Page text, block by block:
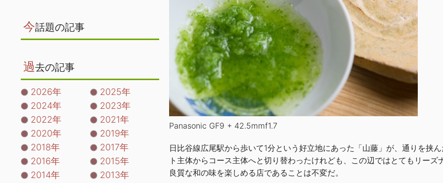
Panasonic GF9 + 42.5mmf1.7
日比谷線広尾駅から歩いて1分という好立地にあった「山藤」が、通りを挟
ト主体からコース主体へと切り替わったけれども、この辺ではとてもリー
良質な和の味を楽しめる店であることは不変だ。
今話題の記事
過去の記事
2026年
2025年
2024年
2023年
2022年
2021年
2020年
2019年
2018年
2017年
2016年
2015年
2014年
2013年